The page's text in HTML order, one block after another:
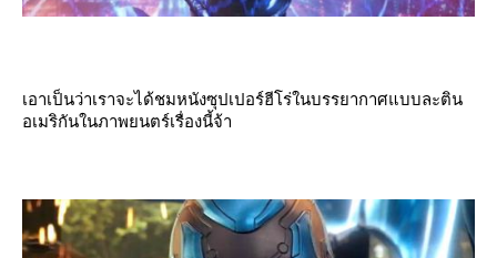
เอาเป็นว่าเราจะได้ชมหนังซุปเปอร์ฮีโร่ในบรรยากาศแบบละติน
อเมริกันในภาพยนตร์เรื่องนี้จ้า